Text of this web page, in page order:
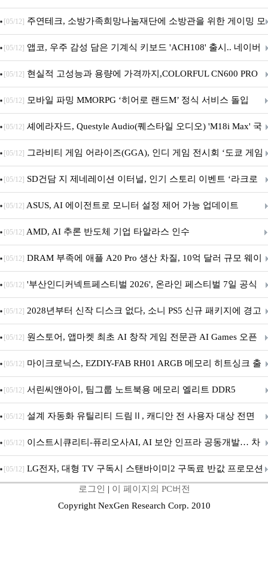
픈
[05/12] 주연테크, 소방가족희망나눔재단에 소방관을 위한 게이밍 모
니터·스마트 펫 침대 기부
[05/12] 앱코, 우주 감성 담은 기계식 키보드 'ACH108' 출시.. 네이버
브랜드데이 기획전 진행
[05/12] 현실적 고성능과 용량에 가격까지,COLORFUL CN600 PRO
M.2 NVMe 디앤디컴 1TB
[05/12] 모바일 파밍 MMORPG ‘히어로 랜드M’ 정식 서비스 돌입
[05/12] 셰에라자드, Questyle Audio(퀘스타일 오디오) 'M18i Max' 국
내 정식 출시
[05/12] 그라비티 게임 어라이즈(GGA), 인디 게임 전시회 ‘도쿄 게임
던전 13’ 참가!
[05/12] SD건담 지 제네레이션 이터널, 인기 스토리 이벤트 ‘라크로
아의 용사’ 재개최 및 풍성한 기념 이벤트 실시!
[05/12] ASUS, AI 에이전트로 모니터 설정 제어 가능 업데이트
[05/12] AMD, AI 추론 반도체 기업 타알라스 인수
[05/12] DRAM 부족에 애플 A20 Pro 생산 차질, 10억 달러 규모 웨이
퍼 대기
[05/12] '부산인디커넥트페스티벌 2026', 온라인 페스티벌 7일 공식
개막... 22일간 진행
[05/12] 2028년부터 신작 디스크 없다, 소니 PS5 신규 패키지에 경고
문 추가
[05/12] 원스토어, 앱마켓 최초 AI 창작 게임 전문관 AI Games 오픈
[05/12] 마이크로닉스, EZDIY-FAB RH01 ARGB 메모리 히트싱크 출
시
[05/12] 서린씨앤아이, 팀그룹 노트북용 메모리 엘리트 DDR5
5600MHz 16GB 출시
[05/12] 설계 자동화 유틸리티 드림Ⅱ, 캐디안 전 사용자 대상 전면
무상 배포
[05/12] 이스트시큐리티-퓨리오사AI, AI 보안 인프라 공동개발… 차
세대 AI 보안 플랫폼 구축
[05/12] LG전자, 대형 TV 구독시 스탠바이미2 구독료 반값 프로모션
로그인 | 이 페이지의 PC버전
Copyright NexGen Research Corp. 2010